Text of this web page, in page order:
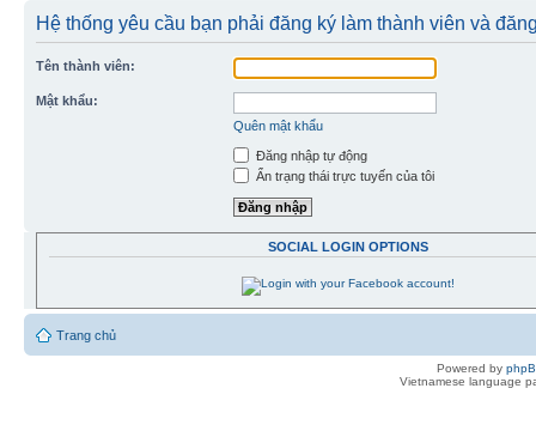
Hệ thống yêu cầu bạn phải đăng ký làm thành viên và
Tên thành viên:
Mật khẩu:
Quên mật khẩu
Đăng nhập tự động
Ẩn trạng thái trực tuyến của tôi
SOCIAL LOGIN OPTIONS
Trang chủ
Powered by
Vietnamese language